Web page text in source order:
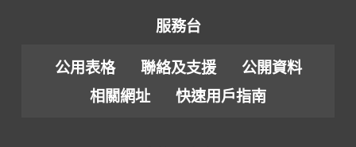
服務台
公用表格 聯絡及支援
公開資料
相關網址
快速用戶指南